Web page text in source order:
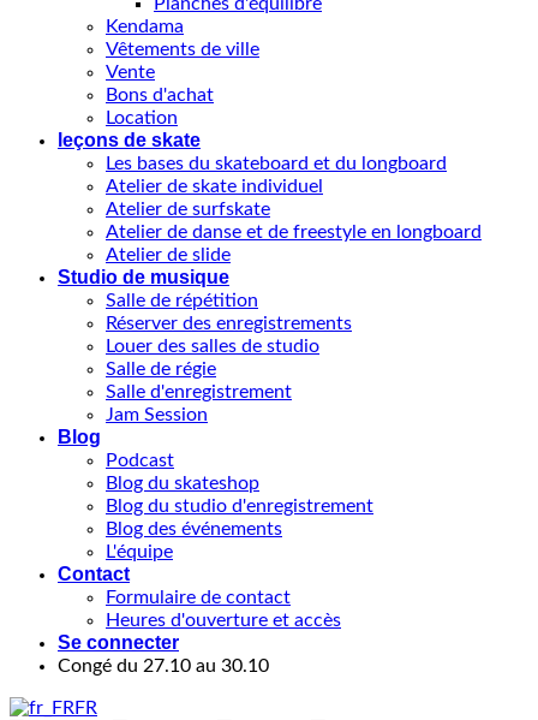
Kendama
Vêtements de ville
Vente
Bons d'achat
Location
leçons de skate
Les bases du skateboard et du longboard
Atelier de skate individuel
Atelier de surfskate
Atelier de danse et de freestyle en longboard
Atelier de slide
Studio de musique
Salle de répétition
Réserver des enregistrements
Louer des salles de studio
Salle de régie
Salle d'enregistrement
Jam Session
Blog
Podcast
Blog du skateshop
Blog du studio d'enregistrement
Blog des événements
L'équipe
Contact
Formulaire de contact
Heures d'ouverture et accès
Se connecter
Congé du 27.10 au 30.10
FR